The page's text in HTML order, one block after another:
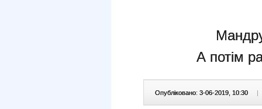
А потім
Опубліковано: 3-06-2019, 10:30 |